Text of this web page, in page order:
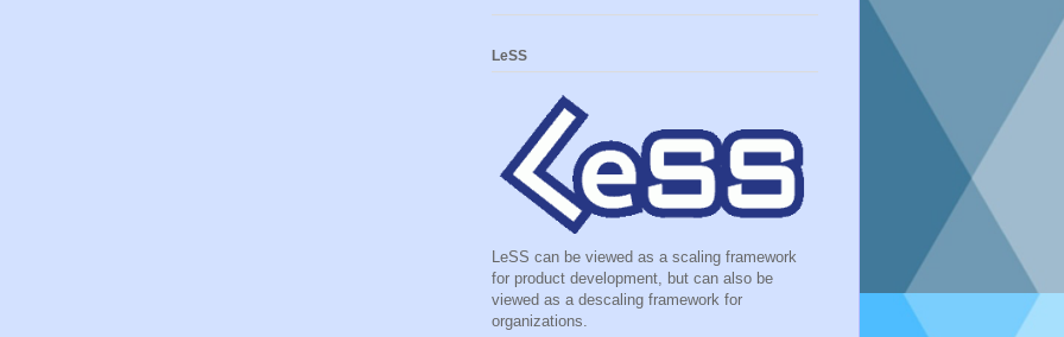
LeSS
LeSS can be viewed as a scaling framework
for product development, but can also be
viewed as a descaling framework for
organizations.